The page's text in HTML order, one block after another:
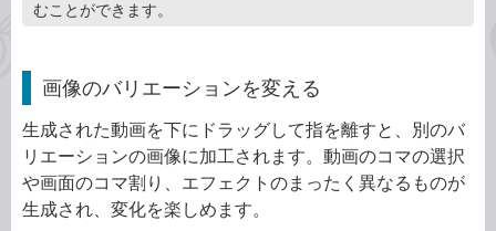
むことができます。
画像のバリエーションを変える
生成された動画を下にドラッグして指を離すと、別のバ
リエーションの画像に加工されます。動画のコマの選択
や画面のコマ割り、エフェクトのまったく異なるものが
生成され、変化を楽しめます。